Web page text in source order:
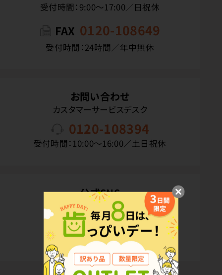
受付時間：9:00〜17:00／日祝休
FAX 0120-108649
受付時間：24時間／年中無休
お問い合わせ
カスタマーサービスデスク
0120-108394
受付時間：10:00〜16:00／土日祝休
公式SNS